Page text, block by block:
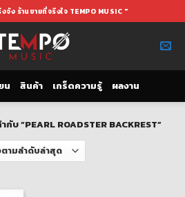
จัง ร้านขายที่จริงใจ TEMPO MUSIC "
น สินค้า เกร็ดความรู้ ผลงาน
บ “PEARL ROADSTER BACKREST”